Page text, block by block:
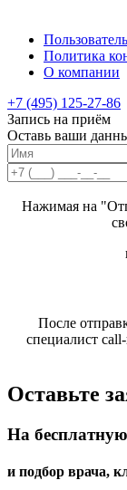
Политика
О компании
+7 (495) 125-27-86
Запись на приём
Оставь ваши
Нажимая на
После
специалист
Оставьте
На
и подбор врача,